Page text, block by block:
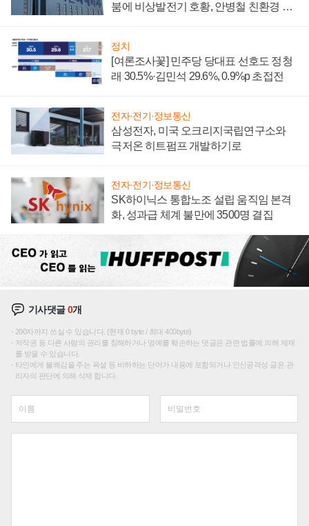
붐에 비상발전기 호황, 안병철 친환경 에
정치
[여론조사꽃] 민주당 당대표 선호도 정청
래 30.5%·김민석 29.6%, 0.9%p 초접전
전자·전기·정보통신
삼성전자, 미국 오크리지국립연구소와
극저온 히트펌프 개발하기로
전자·전기·정보통신
SK하이닉스 통합노조 설립 움직임 본격
화, 성과급 체계 불만에 3500명 결집
기사댓글0개
200자까지 쓰실 수 있습니다. (현재 0 byte / 최대 400byte)
저작권 등 다른 사람의 권리를 침해하거나 명예를 훼손하는 댓글은 관련 법률에 의해 제재
를 받을 수 있습니다.
타인에게 불쾌감을 주는 욕설 등 비하하는 단어가 내용에 포함되거나 인신공격성 글은 관
리자의 판단에 의해 삭제 합니다.